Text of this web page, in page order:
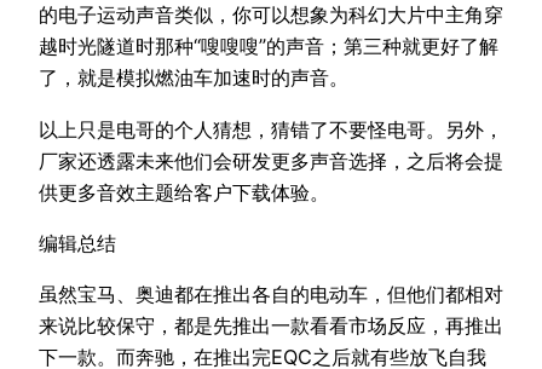
的电子运动声音类似，你可以想象为科幻大片中主角穿
越时光隧道时那种“嗖嗖嗖”的声音；第三种就更好了解
了，就是模拟燃油车加速时的声音。
以上只是电哥的个人猜想，猜错了不要怪电哥。另外，
厂家还透露未来他们会研发更多声音选择，之后将会提
供更多音效主题给客户下载体验。
编辑总结
虽然宝马、奥迪都在推出各自的电动车，但他们都相对
来说比较保守，都是先推出一款看看市场反应，再推出
下一款。而奔驰，在推出完EQC之后就有些放飞自我